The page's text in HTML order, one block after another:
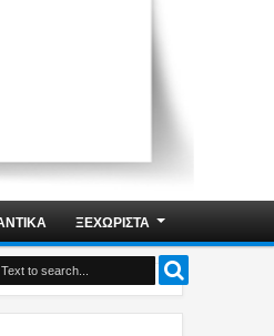
ΞΕΧΩΡΙΣΤΑ
Δ.Μιχαηλίδου δηλώνει «Δεν υπάρχει η